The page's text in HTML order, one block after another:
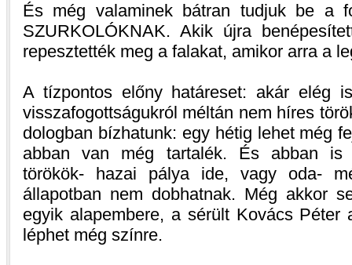
És még valaminek bátran tudjuk be a
SZURKOLÓKNAK. Akik újra
repesztették meg a falakat, amikor arra a
A tízpontos előny határeset: akár elég
visszafogottságukról méltán nem híres
dologban bízhatunk: egy hétig lehet még
abban van még tartalék. És abban is
törökök- hazai pálya ide, vagy oda-
állapotban nem dobhatnak. Még akkor
egyik alapembere, a sérült Kovács Péter
léphet még színre.